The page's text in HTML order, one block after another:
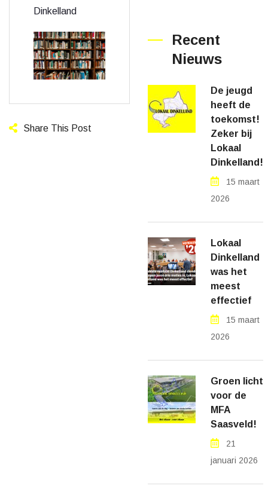
Dinkelland
Share This Post
Recent
Nieuws
De jeugd
heeft de
toekomst!
Zeker bij
Lokaal
Dinkelland!
15 maart
2026
Lokaal
Dinkelland
was het
meest
effectief
15 maart
2026
Groen licht
voor de
MFA
Saasveld!
21
januari 2026